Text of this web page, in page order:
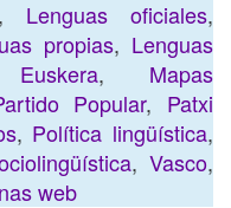
Lenguas oficiales,
propias, Lenguas
, Mapas
Popular, Patxi
, Política lingüística,
,Vasco,
web